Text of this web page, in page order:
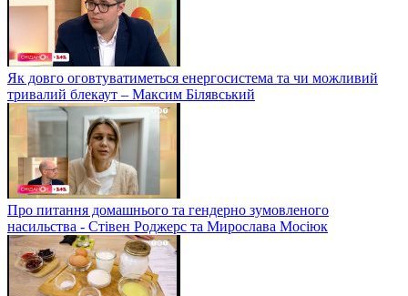
Як довго оговтуватиметься енергосистема та чи можливий
тривалий блекаут – Максим Білявський
Про питання домашнього та гендерно зумовленого
насильства - Стівен Роджерс та Мирослава Мосіюк